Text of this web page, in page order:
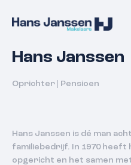
Hans Janssen
Oprichter | Pensioen
Hans Janssen is dé man
familiebedrijf. In 1970
opgericht en het samen